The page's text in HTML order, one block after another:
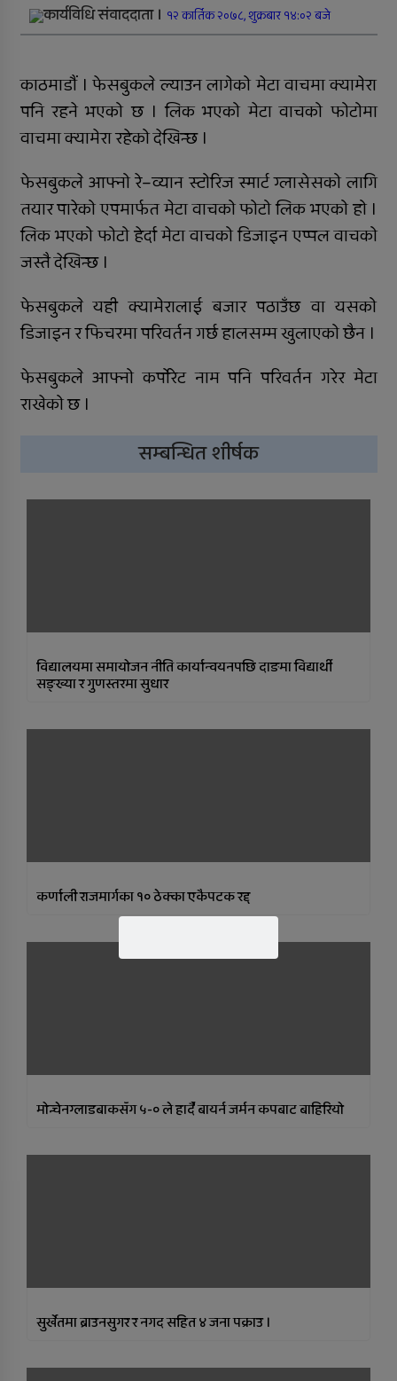
जिल्ला अस्पतालमा जटिल शल्यक्रिया
समानताका लागि सरोकारवालाको १० बुँदे
प्रतिबद्धता
प्रदेशमै पहिलो प्रविधिमैत्री बन्दै विरेन्द्रनगर
कर्णालीमा विपद् प्रतिकार्य योजना लागू
रुकुम पश्चिमका छ स्थानीय तहले ल्याए
तिन अर्ब ६२ करोड बजेट
कालीकोटका नौ पालिकाको चार अर्ब ५५
करोड बजेट
अपाङ्गता भएकी छात्राको शिक्षाबाट बन्चित
कार्यक्रम
कार्यविधि संवाददाता । १२ कार्तिक २०७८, शुक्रबार १४:०२ बजे
काठमाडौं । फेसबुकले ल्याउन लागेको मेटा वाचमा क्यामेरा
पनि रहने भएको छ । लिक भएको मेटा वाचको फोटोमा
वाचमा क्यामेरा रहेको देखिन्छ ।
फेसबुकले आफ्नो रे–व्यान स्टोरिज स्मार्ट ग्लासेसको लागि
तयार पारेको एपमार्फत मेटा वाचको फोटो लिक भएको हो ।
लिक भएको फोटो हेर्दा मेटा वाचको डिजाइन एप्पल वाचको
जस्तै देखिन्छ ।
फेसबुकले यही क्यामेरालाई बजार पठाउँछ वा यसको
डिजाइन र फिचरमा परिवर्तन गर्छ हालसम्म खुलाएको छैन ।
फेसबुकले आफ्नो कर्पोरेट नाम पनि परिवर्तन गरेर मेटा
राखेको छ ।
सम्बन्धित शीर्षक
विद्यालयमा समायोजन नीति कार्यान्वयनपछि दाङमा विद्यार्थी
सङ्ख्या र गुणस्तरमा सुधार
कर्णाली राजमार्गका १० ठेक्का एकैपटक रद्द
मोन्चेनग्लाडबाकसँग ५-० ले हार्दै बायर्न जर्मन कपबाट बाहिरियो
सुर्खेतमा ब्राउनसुगर र नगद सहित ४ जना पक्राउ ।